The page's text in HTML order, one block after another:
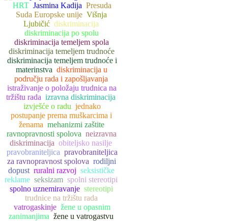
HRT Jasmina Kadija Presuda
Suda Europske unije Višnja
Ljubičić diskriminacija
diskriminacija po spolu
diskriminacija temeljem spola
diskriminacija temeljem trudnoće
diskriminacija temeljem trudnoće i
materinstva diskriminacija u
području rada i zapošljavanja
istraživanje o položaju trudnica na
tržištu rada izravna diskriminacija
izvješće o radu jednako
postupanje prema muškarcima i
ženama mehanizmi zaštite
ravnopravnosti spolova neizravna
diskriminacija obiteljsko nasilje
pravobraniteljica pravobraniteljica
za ravnopravnost spolova rodiljni
dopust ruralni razvoj seksističke
reklame seksizam spolni stereotipi
spolno uznemiravanje stereotipi
trudnice na tržištu rada
vatrogaskinje žene u opasnim
zanimanjima žene u vatrogastvu